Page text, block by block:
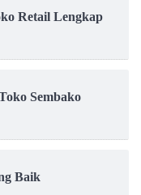
Retail Lengkap
Sembako
Baik